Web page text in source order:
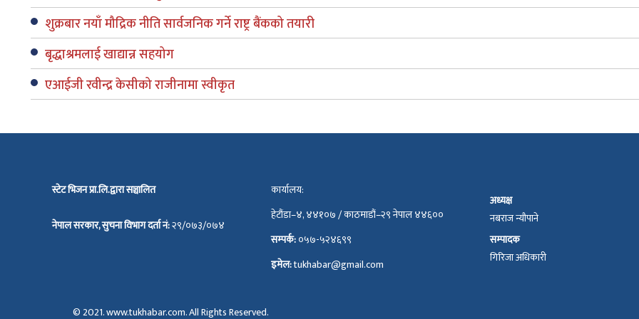
शुक्रबार नयाँ मौद्रिक नीति सार्वजनिक गर्ने राष्ट्र बैंकको तयारी
बृद्धाश्रमलाई खाद्यान्न सहयोग
एआईजी रवीन्द्र केसीको राजीनामा स्वीकृत
स्टेट भिजन प्रा.लि.द्वारा सञ्चालित
नेपाल सरकार, सुचना विभाग दर्ता नं:२९/०७३/०७४
कार्यालय:
हेटौंडा–४, ४४१०७ / काठमाडौं–२९ नेपाल ४४६००
सम्पर्क:०५७-५२४६९९
इमेल:tukhabar@gmail.com
अध्यक्ष
नबराज न्यौपाने
सम्पादक
गिरिजा अधिकारी
© 2021. www.tukhabar.com. All Rights Reserved.